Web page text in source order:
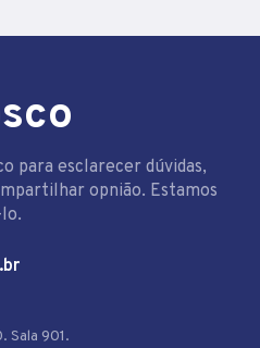
para esclarecer dúvidas,
opnião. Estamos
Sala 901.